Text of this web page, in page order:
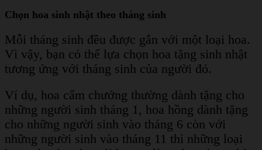
Chọn hoa sinh nhật theo tháng sinh
Mỗi tháng sinh đều được gắn với một loại hoa.
Vì vậy, bạn có thể lựa chọn hoa tặng sinh nhật
tương ứng với tháng sinh của người đó.
Ví dụ, hoa cẩm chướng thường dành tặng cho
những người sinh tháng 1, hoa hồng dành tặng
cho những người sinh vào tháng 6 còn với
những người sinh vào tháng 11 thì những loại